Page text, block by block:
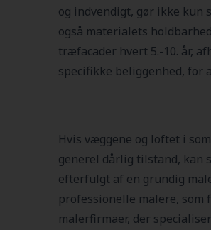
og indvendigt, gør ikke kun
også materialets
træfacader hvert 5.-10. år,
specifikke beliggenhed, for
Hvis væggene og loftet i
generel dårlig tilstand, kan
efterfulgt af en grundig
professionelle malere,
malerfirmaer, der